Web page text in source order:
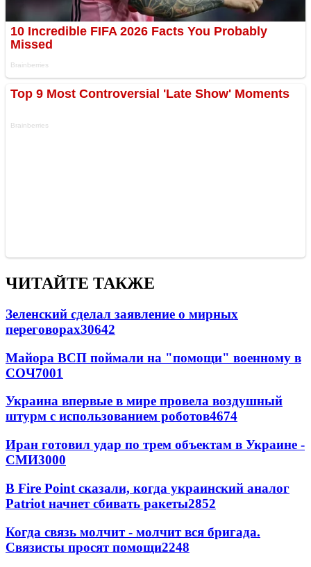
ЧИТАЙТЕ ТАКЖЕ
Зеленский сделал заявление о мирных
переговорах30642
Майора ВСП поймали на "помощи" военному в
СОЧ7001
Украина впервые в мире провела воздушный
штурм с использованием роботов4674
Иран готовил удар по трем объектам в Украине -
СМИ3000
В Fire Point сказали, когда украинский аналог
Patriot начнет сбивать ракеты2852
Когда связь молчит - молчит вся бригада.
Связисты просят помощи2248